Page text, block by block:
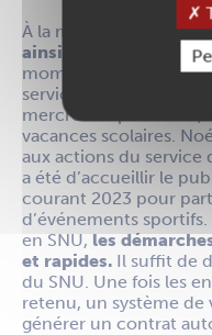
À la mairie d’Ancenis-
ainsi été accueillis
moment, Luta
service jeunesse sur
mercredis après-midi,
vacances scolaires.
aux actions du service
a été d’accueillir le
courant 2023 pour
d’événements
en SNU, les
et rapides. Il suffit de
du SNU. Une fois les
retenu, un système
générer un contrat